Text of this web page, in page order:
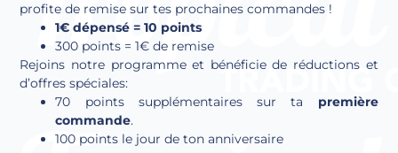
profite de remise sur tes prochaines commandes !
1€ dépensé = 10 points
300 points = 1€ de remise
Rejoins notre programme et bénéficie de réductions et
d’offres spéciales:
70 points supplémentaires sur ta première
commande.
100 points le jour de ton anniversaire